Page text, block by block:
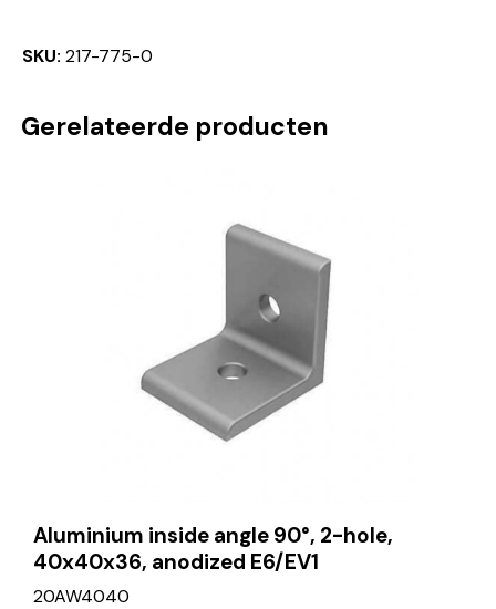
SKU: 217-775-0
Gerelateerde producten
Aluminium inside angle 90°, 2-hole,
40x40x36, anodized E6/EV1
20AW4040